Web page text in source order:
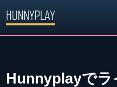
Hunnyplayで